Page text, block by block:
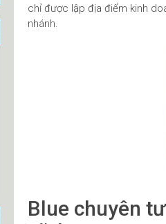
chỉ được lập địa điểm kinh
nhánh.
Blue chuyên